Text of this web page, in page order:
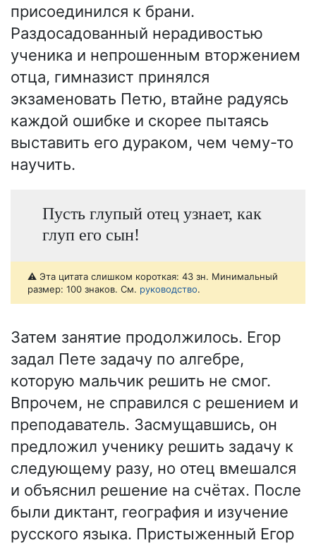
присоединился к брани.
Раздосадованный нерадивостью
ученика и непрошенным вторжением
отца, гимназист принялся
экзаменовать Петю, втайне радуясь
каждой ошибке и скорее пытаясь
выставить его дураком, чем чему-то
научить.
Пусть глупый отец узнает, как
глуп его сын!
⚠️ Эта цитата слишком короткая: 43 зн. Минимальный
размер: 100 знаков. См. руководство.
Затем занятие продолжилось. Егор
задал Пете задачу по алгебре,
которую мальчик решить не смог.
Впрочем, не справился с решением и
преподаватель. Засмущавшись, он
предложил ученику решить задачу к
следующему разу, но отец вмешался
и объяснил решение на счётах. После
были диктант, география и изучение
русского языка. Пристыженный Егор